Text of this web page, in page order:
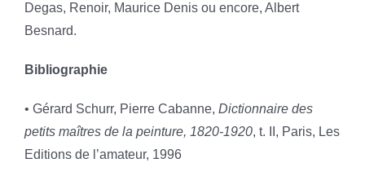
Degas, Renoir, Maurice Denis ou encore, Albert
Besnard.
Bibliographie
• Gérard Schurr, Pierre Cabanne, Dictionnaire des
petits maîtres de la peinture, 1820-1920, t. II, Paris, Les
Editions de l’amateur, 1996